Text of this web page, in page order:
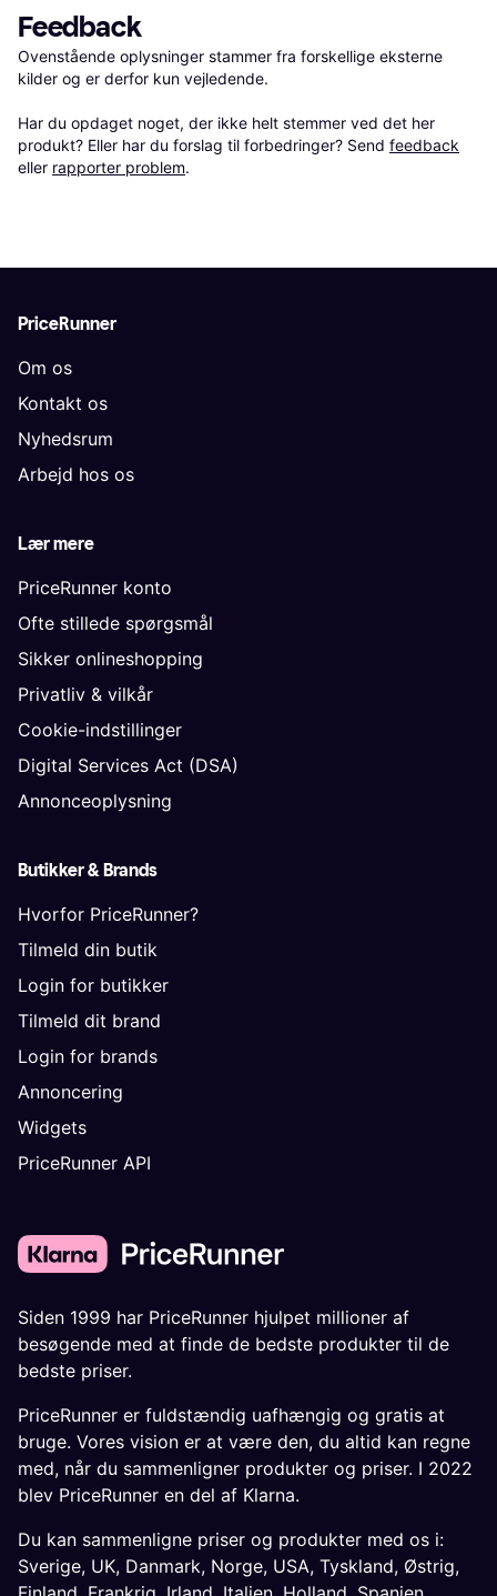
Feedback
Ovenstående oplysninger stammer fra forskellige eksterne
kilder og er derfor kun vejledende.
Har du opdaget noget, der ikke helt stemmer ved det her
produkt? Eller har du forslag til forbedringer? Send feedback
eller rapporter problem.
PriceRunner
Om os
Kontakt os
Nyhedsrum
Arbejd hos os
Lær mere
PriceRunner konto
Ofte stillede spørgsmål
Sikker onlineshopping
Privatliv & vilkår
Cookie-indstillinger
Digital Services Act (DSA)
Annonceoplysning
Butikker & Brands
Hvorfor PriceRunner?
Tilmeld din butik
Login for butikker
Tilmeld dit brand
Login for brands
Annoncering
Widgets
PriceRunner API
Siden 1999 har PriceRunner hjulpet millioner af
besøgende med at finde de bedste produkter til de
bedste priser.
PriceRunner er fuldstændig uafhængig og gratis at
bruge. Vores vision er at være den, du altid kan regne
med, når du sammenligner produkter og priser. I 2022
blev PriceRunner en del af Klarna.
Du kan sammenligne priser og produkter med os i:
Sverige, UK, Danmark, Norge, USA, Tyskland, Østrig,